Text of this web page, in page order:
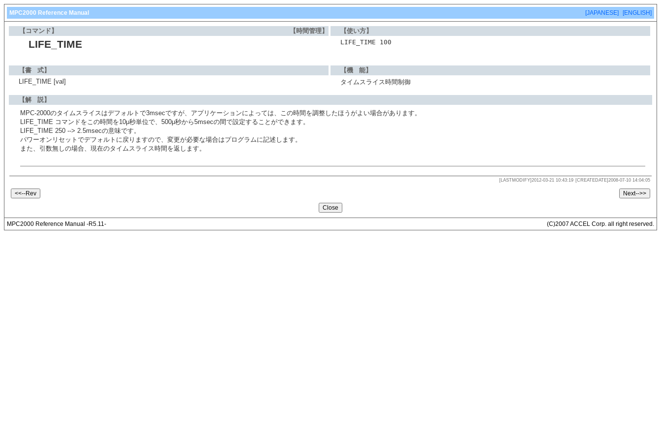
MPC2000 Reference Manual [JAPANESE] [ENGLISH]
【コマンド】 【時間管理】 【使い方】
LIFE_TIME LIFE_TIME 100
【書 式】
【機 能】
LIFE_TIME [val]
タイムスライス時間制御
【解 説】
MPC-2000のタイムスライスはデフォルトで3msecですが、アプリケーションによっては、この時間を調整したほうがよい場合があります。
LIFE_TIME コマンドをこの時間を10μ秒単位で、500μ秒から5msecの間で設定することができます。
LIFE_TIME 250 --> 2.5msecの意味です。
パワーオンリセットでデフォルトに戻りますので、変更が必要な場合はプログラムに記述します。
また、引数無しの場合、現在のタイムスライス時間を返します。
[LASTMODIFY]2012-03-21 10:43:19 [CREATEDATE]2008-07-10 14:04:05
MPC2000 Reference Manual -R5.11- (C)2007 ACCEL Corp. all right reserved.